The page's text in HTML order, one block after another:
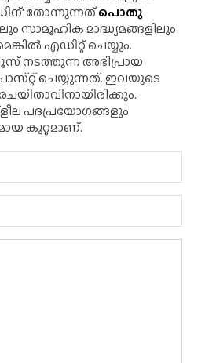
തോന്നുന്നത്പൊതു
സാമൂഹിക മാദ്ധ്യമങ്ങളിലും
എഡിറ്റ് ചെയ്യും.
നടത്തുന്ന അഭിപ്രായ
ചെയ്യുന്നത്. ഇവയുടെ
പദപ്രയോഗങ്ങളും
കുറ്റമാണ്.